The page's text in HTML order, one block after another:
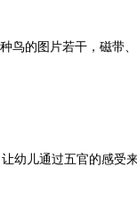
的图片若干，磁带、
儿通过五官的感受